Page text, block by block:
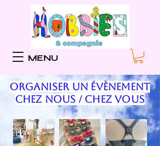
MENU
organiser un éVÈNEMENT
chez nous / chez vous